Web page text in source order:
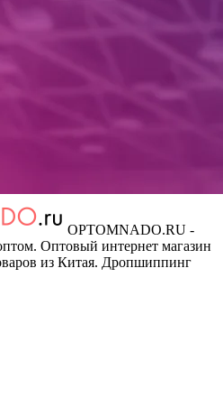
OPTOMNADO.RU -
Оптовый интернет магазин
из Китая. Дропшиппинг